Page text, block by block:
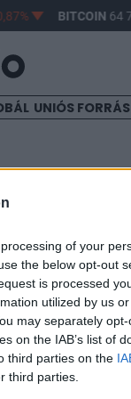
of your
the below opt-out
is processed
utilized by us
may separately
on the IAB’s list of
third parties on the
third parties.
BITCOIN64
UNIÓS
USD/HUF
Portfolio